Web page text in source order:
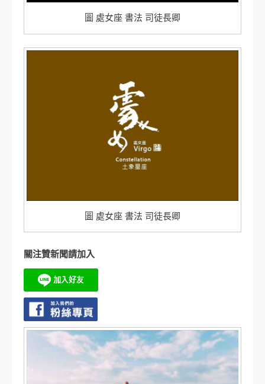
圖 處女座 書法 司徒長卿
圖 處女座 書法 司徒長卿
關注贊新聞請加入